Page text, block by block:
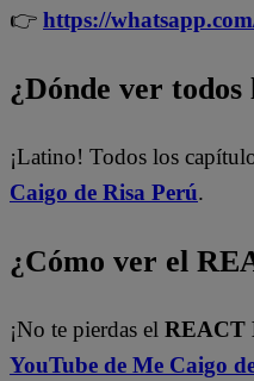
👉 https://
¿Dónde ver
¡Latino! Todos los
Caigo de Risa Perú.
¿Cómo ver el
¡No te pierdas el REACT
YouTube de Me Caigo